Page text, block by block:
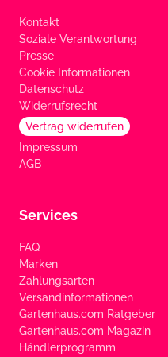
Kontakt
Soziale Verantwortung
Presse
Cookie Informationen
Datenschutz
Widerrufsrecht
Vertrag widerrufen
Impressum
AGB
Services
FAQ
Marken
Zahlungsarten
Versandinformationen
Gartenhaus.com Ratgeber
Gartenhaus.com Magazin
Händlerprogramm